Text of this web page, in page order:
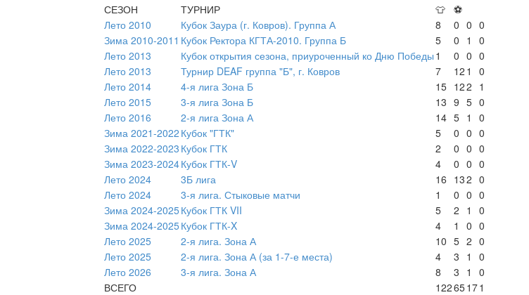
СЕЗОН
ТУРНИР 👕 ⚽
Лето 2010
Кубок Заура (г. Ковров). Группа А 8 0 0 0
Зима 2010-2011 Кубок Ректора КГТА-2010. Группа Б 5 0 1
0
Лето 2013
Кубок открытия сезона, приуроченный ко Дню Победы 1 0 0 0
Лето 2013
Турнир DEAF группа "Б", г. Ковров 7 12 1
0
Лето 2014
4-я лига Зона Б 15 122 1
Лето 2015
3-я лига Зона Б 13 9 5 0
Лето 2016
2-я лига Зона А 14 5 1
0
Зима 2021-2022 Кубок "ГТК" 5 0 0 0
Зима 2022-2023 Кубок ГТК 2 0 0 0
Зима 2023-2024Кубок ГТК-V 4 0 0 0
Лето 2024
3Б лига 16 132 0
Лето 2024
3-я лига. Стыковые матчи 1 0 0 0
Зима 2024-2025Кубок ГТК VII 5 2 1
0
Зима 2024-2025Кубок ГТК-X 4 1 0 0
Лето 2025
2-я лига. Зона А 10 5 2 0
Лето 2025
2-я лига. Зона А (за 1-7-е места) 4 3 1
0
Лето 2026
3-я лига. Зона А 8 3 1
0
ВСЕГО
12265171